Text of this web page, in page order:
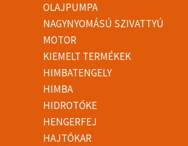
OLAJPUMPA
NAGYNYOMÁSÚ SZIVATTYÚ
MOTOR
KIEMELT TERMÉKEK
HIMBATENGELY
HIMBA
HIDROTŐKE
HENGERFEJ
HAJTÓKAR